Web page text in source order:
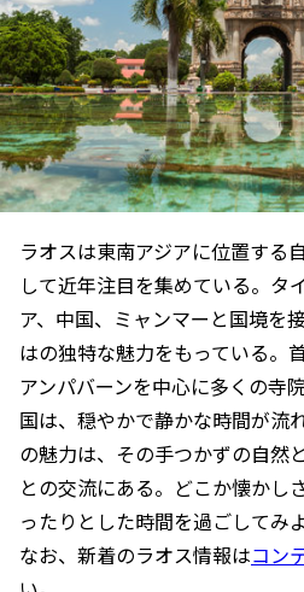
ラオスは東南アジアに位置する
して近年注目を集めている。タ
ア、中国、ミャンマーと国境を
はの独特な魅力をもっている。
アンパバーンを中心に多くの寺
国は、穏やかで静かな時間が流
の魅力は、その手つかずの自然
との交流にある。どこか懐かし
ったりとした時間を過ごしてみよ
なお、新着のラオス情報はコン